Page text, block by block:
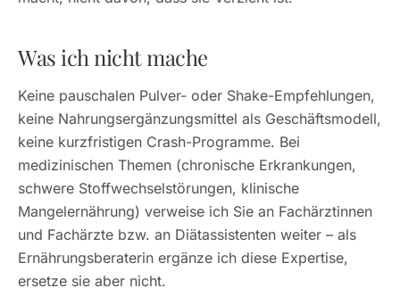
Was ich nicht mache
Keine pauschalen Pulver- oder Shake-Empfehlungen,
keine Nahrungsergänzungsmittel als Geschäftsmodell,
keine kurzfristigen Crash-Programme. Bei
medizinischen Themen (chronische Erkrankungen,
schwere Stoffwechselstörungen, klinische
Mangelernährung) verweise ich Sie an Fachärztinnen
und Fachärzte bzw. an Diätassistenten weiter – als
Ernährungsberaterin ergänze ich diese Expertise,
ersetze sie aber nicht.